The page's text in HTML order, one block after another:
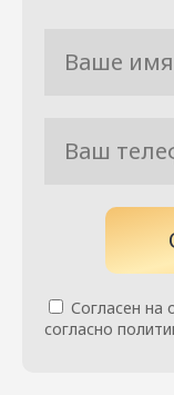
Согласен на
согласно